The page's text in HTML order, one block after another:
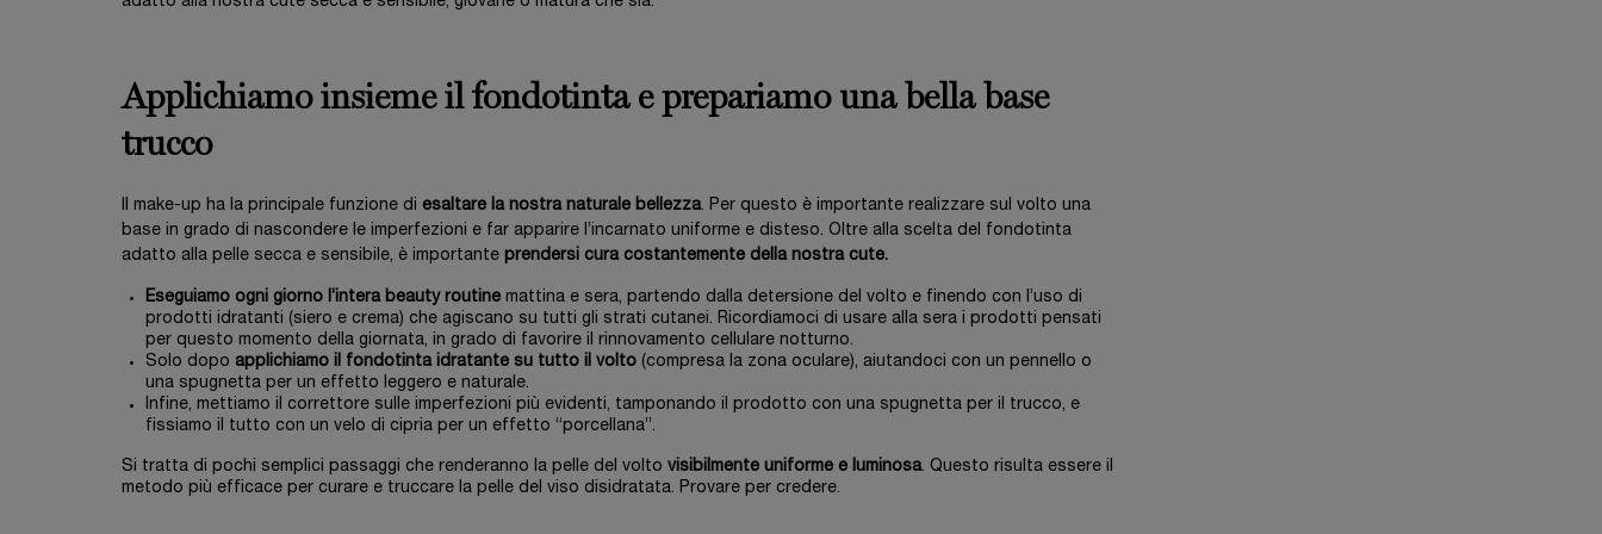
Applichiamo insieme il fondotinta e prepariamo una bella base
trucco
Il make-up ha la principale funzione di esaltare la nostra naturale bellezza. Per questo è importante realizzare sul volto una
base in grado di nascondere le imperfezioni e far apparire l’incarnato uniforme e disteso. Oltre alla scelta del fondotinta
adatto alla pelle secca e sensibile, è importante prendersi cura costantemente della nostra cute.
Eseguiamo ogni giorno l’intera beauty routine mattina e sera, partendo dalla detersione del volto e finendo con l’uso di
prodotti idratanti (siero e crema) che agiscano su tutti gli strati cutanei. Ricordiamoci di usare alla sera i prodotti pensati
per questo momento della giornata, in grado di favorire il rinnovamento cellulare notturno.
Solo dopo applichiamo il fondotinta idratante su tutto il volto (compresa la zona oculare), aiutandoci con un pennello o
una spugnetta per un effetto leggero e naturale.
Infine, mettiamo il correttore sulle imperfezioni più evidenti, tamponando il prodotto con una spugnetta per il trucco, e
fissiamo il tutto con un velo di cipria per un effetto “porcellana”.
Si tratta di pochi semplici passaggi che renderanno la pelle del volto visibilmente uniforme e luminosa. Questo risulta essere il
metodo più efficace per curare e truccare la pelle del viso disidratata. Provare per credere.